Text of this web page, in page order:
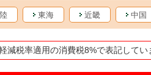
東海 近畿 中国
減税率適用の消費税8%で表記してい